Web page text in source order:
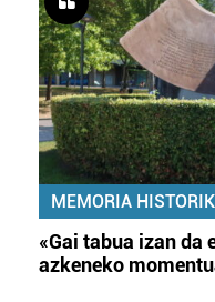
MEMORIA
«Gai tabua izan da
azkeneko